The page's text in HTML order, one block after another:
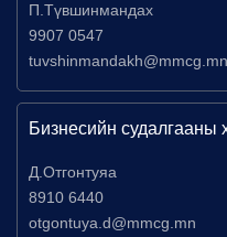
П.Түвшинмандах
9907 0547
tuvshinmandakh@mmcg.mn
Бизнесийн судалгааны
Д.Отгонтуяа
8910 6440
otgontuya.d@mmcg.mn